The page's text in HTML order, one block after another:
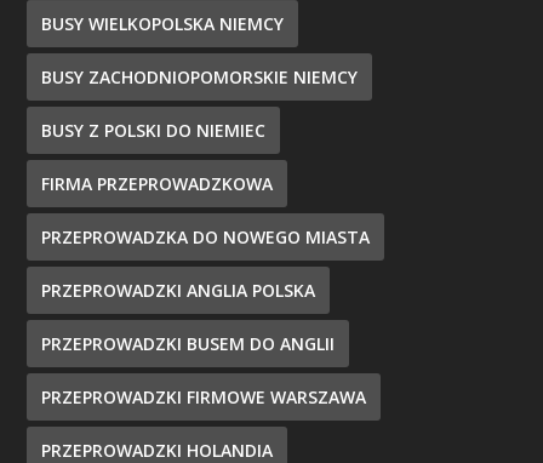
BUSY WIELKOPOLSKA NIEMCY
BUSY ZACHODNIOPOMORSKIE NIEMCY
BUSY Z POLSKI DO NIEMIEC
FIRMA PRZEPROWADZKOWA
PRZEPROWADZKA DO NOWEGO MIASTA
PRZEPROWADZKI ANGLIA POLSKA
PRZEPROWADZKI BUSEM DO ANGLII
PRZEPROWADZKI FIRMOWE WARSZAWA
PRZEPROWADZKI HOLANDIA